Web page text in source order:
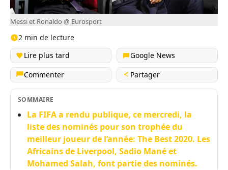
Messi et Ronaldo @ Eurosport
2 min de lecture
Lire plus tard
Google News
Commenter
Partager
SOMMAIRE
La FIFA a rendu publique, ce mercredi, la
liste des nominés pour son trophée du
meilleur joueur de l’année: The Best 2020. Les
Africains de Liverpool, Sadio Mané et
Mohamed Salah, font partie des nominés.